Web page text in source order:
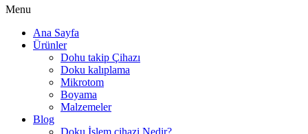
Menu
Ana Sayfa
Ürünler
Dohu takip Çihazı
Doku kalıplama
Mikrotom
Boyama
Malzemeler
Blog
Doku İşlem cihazi Nedir?